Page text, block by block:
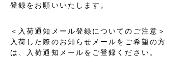
登録をお願いいたします。
＜入荷通知メール登録についてのご注意＞
入荷した際のお知らせメールをご希望の方
は、入荷通知メールをご登録ください。